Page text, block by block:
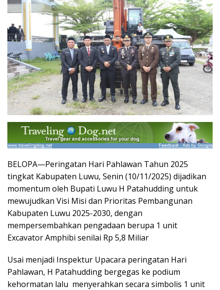
BELOPA—Peringatan Hari Pahlawan Tahun 2025
tingkat Kabupaten Luwu, Senin (10/11/2025) dijadikan
momentum oleh Bupati Luwu H Patahudding untuk
mewujudkan Visi Misi dan Prioritas Pembangunan
Kabupaten Luwu 2025-2030, dengan
mempersembahkan pengadaan berupa 1 unit
Excavator Amphibi senilai Rp 5,8 Miliar
Usai menjadi Inspektur Upacara peringatan Hari
Pahlawan, H Patahudding bergegas ke podium
kehormatan lalu menyerahkan secara simbolis 1 unit